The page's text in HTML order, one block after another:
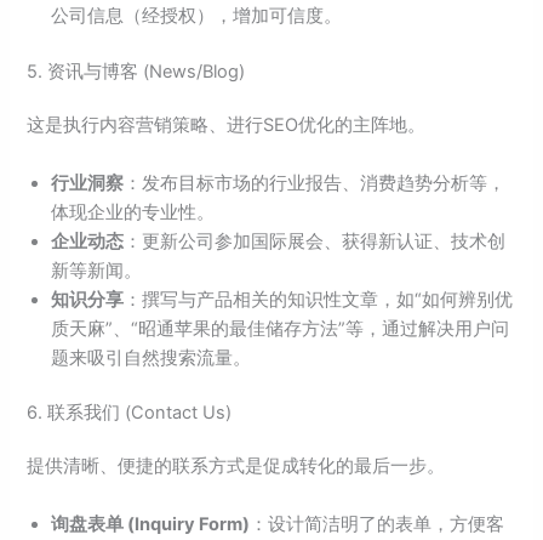
公司信息（经授权），增加可信度。
5. 资讯与博客 (News/Blog)
这是执行内容营销策略、进行SEO优化的主阵地。
行业洞察 ：发布目标市场的行业报告、消费趋势分析等，
体现企业的专业性。
企业动态 ：更新公司参加国际展会、获得新认证、技术创
新等新闻。
知识分享 ：撰写与产品相关的知识性文章，如“如何辨别优
质天麻”、“昭通苹果的最佳储存方法”等，通过解决用户问
题来吸引自然搜索流量。
6. 联系我们 (Contact Us)
提供清晰、便捷的联系方式是促成转化的最后一步。
询盘表单 (Inquiry Form) ：设计简洁明了的表单，方便客